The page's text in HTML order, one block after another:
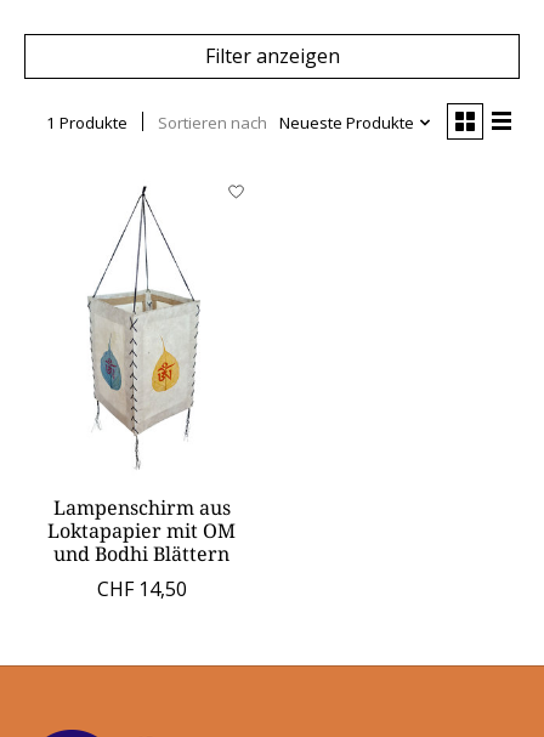
Filter anzeigen
1 Produkte Sortieren nach Neueste Produkte
Lampenschirm aus
Loktapapier mit OM
und Bodhi Blättern
CHF 14,50